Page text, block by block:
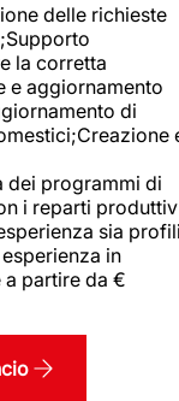
delle richieste
la corretta
e aggiornamento
di
dei programmi di
i reparti
sia
in
partire da €